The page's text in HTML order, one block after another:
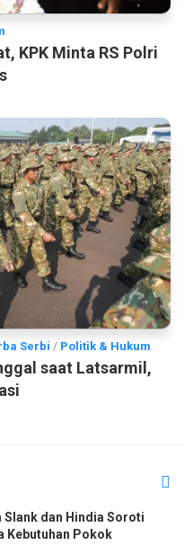
KPK Minta RS Polri
Serbi / Politik & Hukum
saat Latsarmil,
Slank dan Hindia Soroti
Kebutuhan Pokok